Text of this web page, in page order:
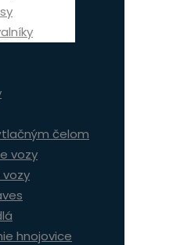
čelom
vozy
vozy
hnojovice